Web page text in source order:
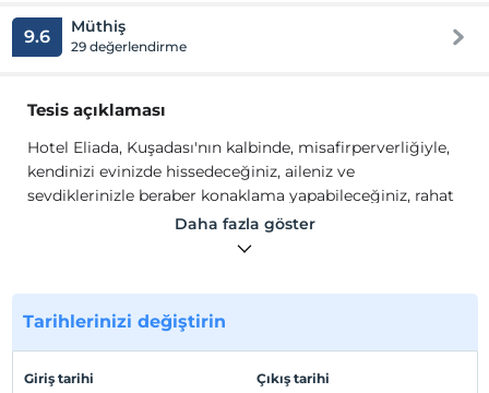
9.6 Müthiş
29 değerlendirme
Tesis açıklaması
Hotel Eliada, Kuşadası'nın kalbinde, misafirperverliğiyle,
kendinizi evinizde hissedeceğiniz, aileniz ve
sevdiklerinizle beraber konaklama yapabileceğiniz, rahat
ve konforlu tatil imkanı sunmaktadır.
Eliada Hotel'in odalarında; ücretsiz Wi-Fi, dolap, duş, saç
Tesiste yer alan otel kasası, döviz bürosu, restoran,
kahvaltı salonu ve bar gibi olanaklardan misafirlerimiz
Daha fazla göster
Tarihlerinizi değiştirin
Giriş tarihi Çıkış tarihi